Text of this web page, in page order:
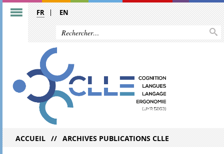
FR EN
ACCUEIL ARCHIVES PUBLICATIONS CLLE